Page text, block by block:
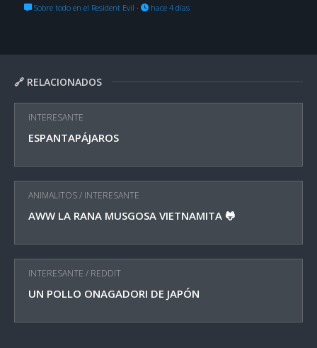
🔗 RELACIONADOS
INTERESANTE
ESPANTAPÁJAROS
ANIMALITOS/ INTERESANTE
AWW LA RANA MUSGOSA VIETNAMITA 🐸
INTERESANTE / REDDIT
UN POLLO ONAGADORI DE JAPÓN
Sobre todo en el Resident Evil · hace 4 días